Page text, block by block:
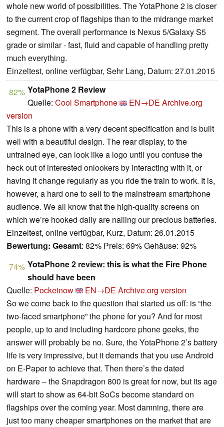
whole new world of possibilities. The YotaPhone 2 is closer
to the current crop of flagships than to the midrange market
segment. The overall performance is Nexus 5/Galaxy S5
grade or similar - fast, fluid and capable of handling pretty
much everything.
Einzeltest, online verfügbar, Sehr Lang, Datum: 27.01.2015
82% YotaPhone 2 Review
Quelle: Cool Smartphone EN→DE Archive.org
version
This is a phone with a very decent specification and is built
well with a beautiful design. The rear display, to the
untrained eye, can look like a logo until you confuse the
heck out of interested onlookers by interacting with it, or
having it change regularly as you ride the train to work. It is,
however, a hard one to sell to the mainstream smartphone
audience. We all know that the high-quality screens on
which we’re hooked daily are nailing our precious batteries.
Einzeltest, online verfügbar, Kurz, Datum: 26.01.2015
Bewertung: Gesamt: 82% Preis: 69% Gehäuse: 92%
74% YotaPhone 2 review: this is what the Fire Phone
should have been
Quelle: Pocketnow EN→DE Archive.org version
So we come back to the question that started us off: is “the
two-faced smartphone” the phone for you? And for most
people, up to and including hardcore phone geeks, the
answer will probably be no. Sure, the YotaPhone 2’s battery
life is very impressive, but it demands that you use Android
on E-Paper to achieve that. Then there’s the dated
hardware – the Snapdragon 800 is great for now, but its age
will start to show as 64-bit SoCs become standard on
flagships over the coming year. Most damning, there are
just too many cheaper smartphones on the market that are